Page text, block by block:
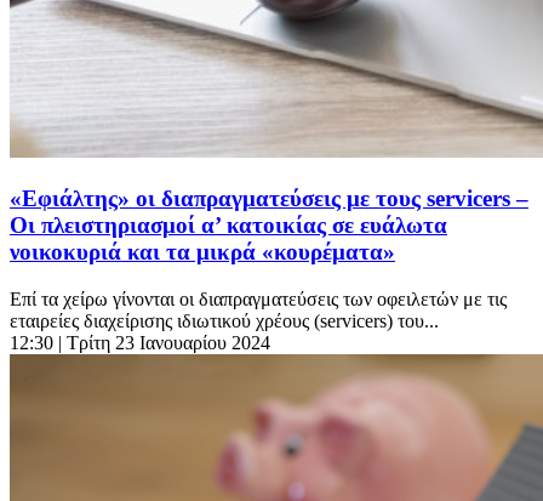
«Eφιάλτης» οι διαπραγματεύσεις με τους servicers –
Οι πλειστηριασμοί α’ κατοικίας σε ευάλωτα
νοικοκυριά και τα μικρά «κουρέματα»
Επί τα χείρω γίνονται οι διαπραγματεύσεις των οφειλετών με τις
εταιρείες διαχείρισης ιδιωτικού χρέους (servicers) του...
12:30 | Τρίτη 23 Ιανουαρίου 2024